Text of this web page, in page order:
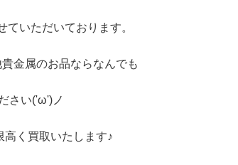
いただいております。
金属のお品ならなんでも
さい('ω')ノ
高く買取いたします♪